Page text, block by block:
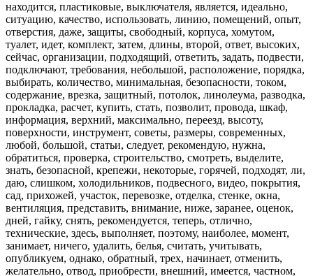
находится, пластиковые, выключателя, является, идеально,
ситуацию, качество, использовать, линию, помещений, опыт,
отверстия, даже, защиты, свободный, корпуса, хомутом,
туалет, идет, комплект, затем, длины, второй, ответ, высоких,
сейчас, организации, подходящий, ответить, задать, подвести,
подключают, требования, небольшой, расположение, порядка,
выбирать, количество, минимальная, безопасности, током,
содержание, врезка, защитный, потолок, линолеума, разводка,
прокладка, расчет, купить, стать, позволит, провода, шкаф,
информация, верхний, максимально, переезд, высоту,
поверхности, инструмент, советы, размеры, современных,
любой, большой, статьи, следует, рекомендую, нужна,
обратиться, проверка, строительство, смотреть, выделите,
знать, безопасной, крепежи, некоторые, горячей, подходят, ли,
даю, слишком, холодильников, подвесного, видео, покрытия,
сад, прихожей, участок, перевозке, отделка, стенке, окна,
вентиляция, представить, внимание, ниже, заранее, оценок,
дней, гайку, снять, рекомендуется, теперь, отлично,
технические, здесь, выполняет, поэтому, наиболее, момент,
занимает, ничего, удалить, белья, считать, учитывать,
опубликуем, однако, обратный, трех, начинает, отменить,
желательно, отвод, приобрести, внешний, имеется, частном,